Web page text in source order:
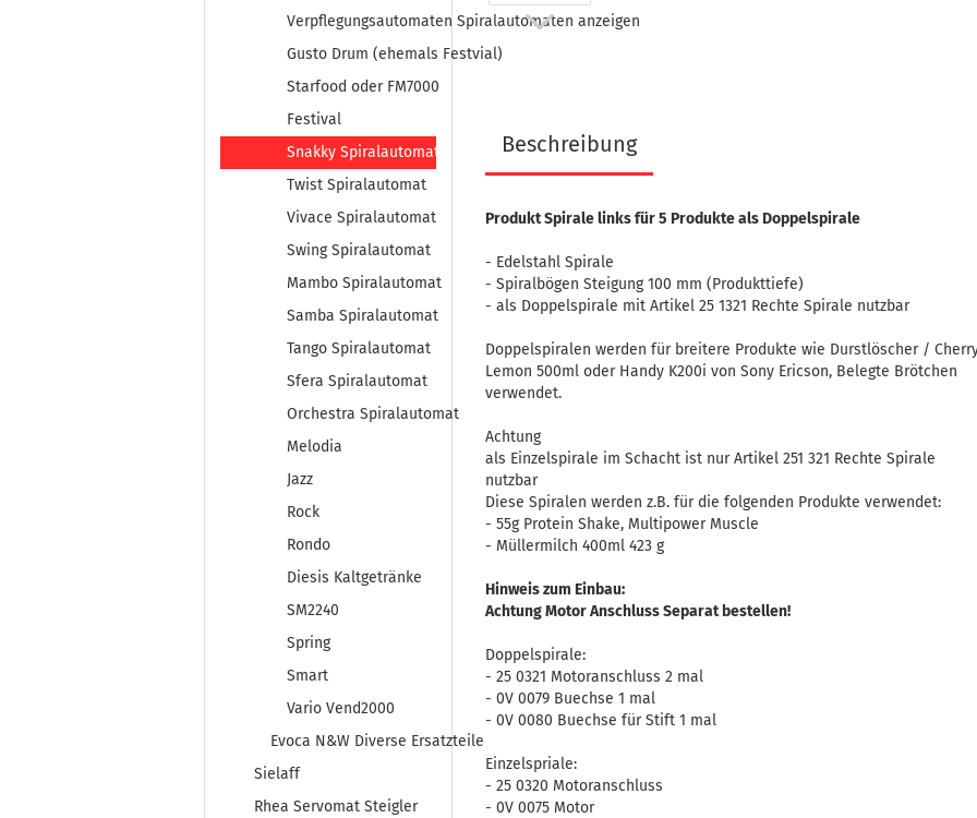
Beschreibung
Produkt Spirale links für 5 Produkte als Doppelspirale
- Edelstahl Spirale
- Spiralbögen Steigung 100 mm (Produkttiefe)
- als Doppelspirale mit Artikel 25 1321 Rechte Spirale nutzbar
Doppelspiralen werden für breitere Produkte wie Durstlöscher /
Lemon 500ml oder Handy K200i von Sony Ericson, Belegte Brötchen
verwendet.
Achtung
als Einzelspirale im Schacht ist nur Artikel 251 321 Rechte Spirale
nutzbar
Diese Spiralen werden z.B. für die folgenden Produkte verwendet:
- 55g Protein Shake, Multipower Muscle
- Müllermilch 400ml 423 g
Hinweis zum Einbau:
Achtung Motor Anschluss Separat bestellen!
Doppelspirale:
- 25 0321 Motoranschluss 2 mal
- 0V 0079 Buechse 1 mal
- 0V 0080 Buechse für Stift 1 mal
Einzelspriale:
- 25 0320 Motoranschluss
- 0V 0075 Motor
Verpflegungsautomaten Spiralautomaten anzeigen
Gusto Drum (ehemals Festvial)
Starfood oder FM7000
Festival
Snakky Spiralautomat
Twist Spiralautomat
Vivace Spiralautomat
Swing Spiralautomat
Mambo Spiralautomat
Samba Spiralautomat
Tango Spiralautomat
Sfera Spiralautomat
Orchestra Spiralautomat
Melodia
Jazz
Rock
Rondo
Diesis Kaltgetränke
SM2240
Spring
Smart
Vario Vend2000
Evoca N&W Diverse Ersatzteile
Sielaff
Rhea Servomat Steigler